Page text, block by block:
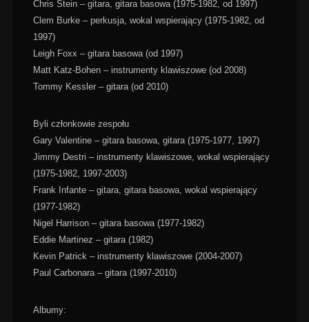
Chris Stein – gitara, gitara basowa (1975-1982, od 1997)
Clem Burke – perkusja, wokal wspierający (1975-1982, od
1997)
Leigh Foxx – gitara basowa (od 1997)
Matt Katz-Bohen – instrumenty klawiszowe (od 2008)
Tommy Kessler – gitara (od 2010)
Byli członkowie zespołu
Gary Valentine – gitara basowa, gitara (1975-1977, 1997)
Jimmy Destri – instrumenty klawiszowe, wokal wspierający
(1975-1982, 1997-2003)
Frank Infante – gitara, gitara basowa, wokal wspierający
(1977-1982)
Nigel Harrison – gitara basowa (1977-1982)
Eddie Martinez – gitara (1982)
Kevin Patrick – instrumenty klawiszowe (2004-2007)
Paul Carbonara – gitara (1997-2010)
Albumy: